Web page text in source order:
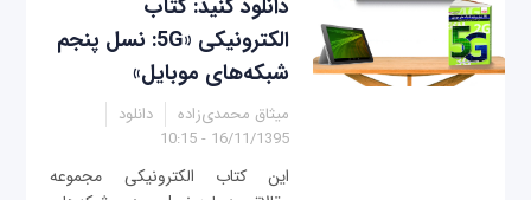
دانلود کنید: کتاب
الکترونیکی «5G: نسل پنجم
شبکه‌های موبایل»
میثاق محمدی‌زاده
دانلود
16/11/1395 - 10:15
این کتاب الکترونیکی مجموعه